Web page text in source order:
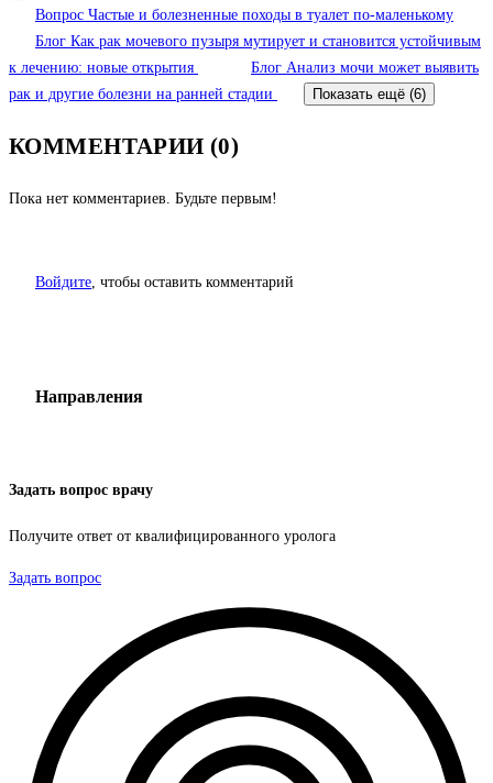
Вопрос Частые и болезненные походы в туалет по-маленькому
Блог Как рак мочевого пузыря мутирует и становится устойчивым
к лечению: новые открытия
Блог Анализ мочи может выявить
рак и другие болезни на ранней стадии
Показать ещё (6)
КОММЕНТАРИИ (0)
Пока нет комментариев. Будьте первым!
Войдите , чтобы оставить комментарий
Направления
Задать вопрос врачу
Получите ответ от квалифицированного уролога
Задать вопрос